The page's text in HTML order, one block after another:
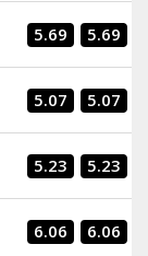
5.69 5.69
5.07 5.07
5.23 5.23
6.06 6.06